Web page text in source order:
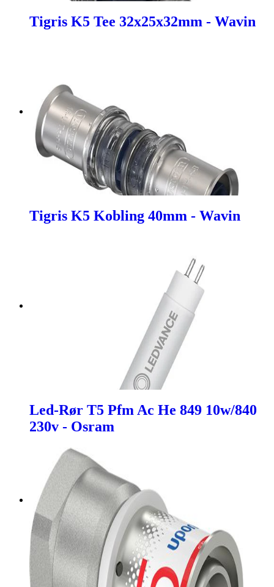
Tigris K5 Tee 32x25x32mm - Wavin
Tigris K5 Kobling 40mm - Wavin
Led-Rør T5 Pfm Ac He 849 10w/840
230v - Osram